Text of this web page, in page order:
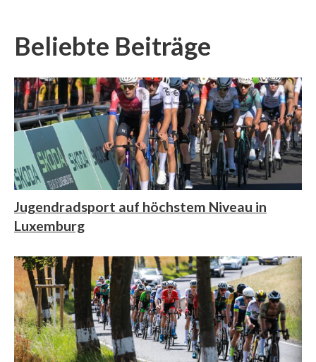
Beliebte Beiträge
Jugendradsport auf höchstem Niveau in
Luxemburg